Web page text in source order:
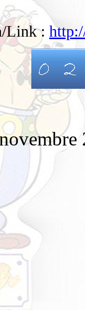
Link :